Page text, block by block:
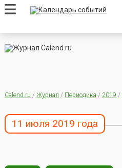
Calend.ru / Журнал / Периодика / 2019 /
11 июля 2019 года